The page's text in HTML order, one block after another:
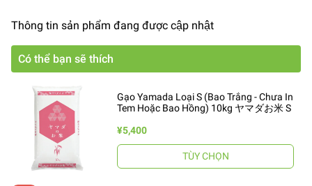
Thông tin sản phẩm đang được cập nhật
Có thể bạn sẽ thích
Gạo Yamada Loại S (Bao Trắng - Chưa In
Tem Hoặc Bao Hồng) 10kg ヤマダお米 S
¥5,400
TÙY CHỌN